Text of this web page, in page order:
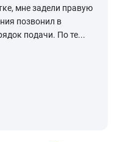
мне задели правую
позвонил в
подачи. По те...